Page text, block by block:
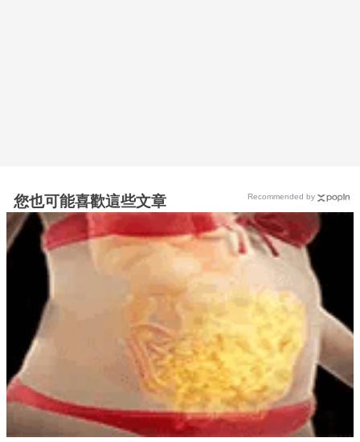
您也可能喜歡這些文章 Recommended by